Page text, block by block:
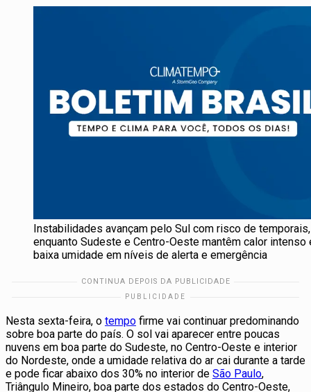
Instabilidades avançam pelo Sul com risco de temporais,
enquanto Sudeste e Centro-Oeste mantêm calor intenso
baixa umidade em níveis de alerta e emergência
Nesta sexta-feira, o tempo firme vai continuar predominando
sobre boa parte do país. O sol vai aparecer entre poucas
nuvens em boa parte do Sudeste, no Centro-Oeste e interior
do Nordeste, onde a umidade relativa do ar cai durante a tarde
e pode ficar abaixo dos 30% no interior de São Paulo,
Triângulo Mineiro, boa parte dos estados do Centro-Oeste,